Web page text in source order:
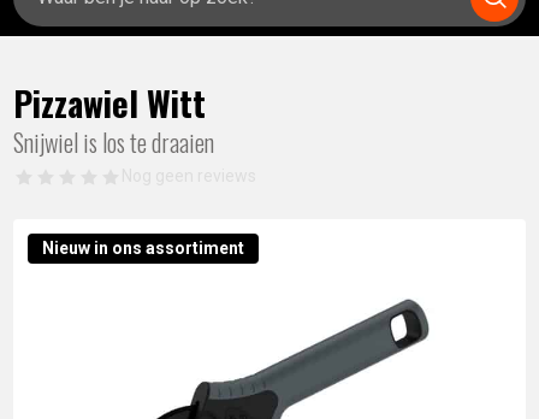
Pizzawiel Witt
Snijwiel is los te draaien
Nieuw in ons assortiment